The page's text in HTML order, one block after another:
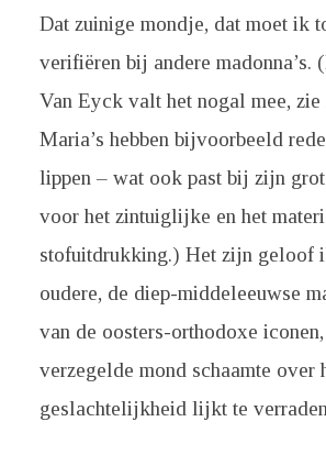
Dat zuinige mondje, dat moet ik
verifiëren bij andere madonna’s.
Van Eyck valt het nogal mee,
Maria’s hebben bijvoorbeeld
lippen – wat ook past bij zijn
voor het zintuiglijke en het
stofuitdrukking.) Het zijn geloof
oudere, de diep-middeleeuwse
van de oosters-orthodoxe
verzegelde mond schaamte over
geslachtelijkheid lijkt te